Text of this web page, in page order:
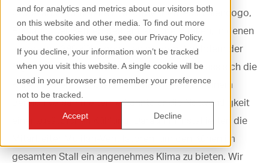
and for analytics and metrics about our visitors both
on this website and other media. To find out more
about the cookies we use, see our Privacy Policy.
If you decline, your information won’t be tracked
when you visit this website. A single cookie will be
used in your browser to remember your preference
not to be tracked.
Accept Decline
Industriesegmente
Ressourcen
Über uns
+31 (0)77 389 32 32
ventilation@vostermans.com
Crooklands Farm ist ein Milchviehbetrieb in Blencogo,
England. Der Betrieb besteht aus drei Ställen, in denen
insgesamt 380 Kühe gehalten werden. Nachdem der
Eigentümer John Mann festgestellt hatte, dass sich die
Kühe in einem der Ställe an heißen Tagen in einem
Bereich versammelten, erkannte er die Notwendigkeit
einer zusätzlichen Kühlung. Daraufhin installierten die
Mitarbeiter Mulifan-Ventilatoren, um den Kühen im
gesamten Stall ein angenehmes Klima zu bieten. Wir